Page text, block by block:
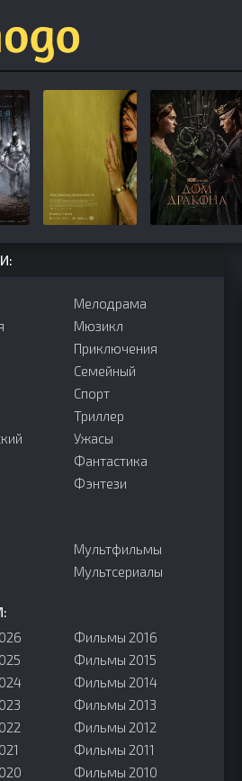
Мелодрама
Мюзикл
Приключения
Семейный
Cпорт
Триллер
Ужасы
Фантастика
Фэнтези
Мультфильмы
Мультсериалы
Фильмы 2016
Фильмы 2015
Фильмы 2014
Фильмы 2013
Фильмы 2012
Фильмы 2011
Фильмы 2010